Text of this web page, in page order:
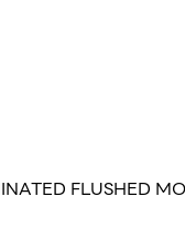
FLUSHED